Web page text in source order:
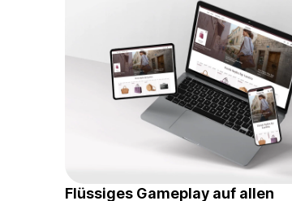
Flüssiges Gameplay auf allen